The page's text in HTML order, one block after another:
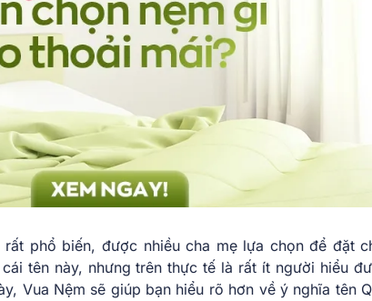
phổ biến, được nhiều cha mẹ lựa chọn để đặt
tên này, nhưng trên thực tế là rất ít người hiểu
Vua Nệm sẽ giúp bạn hiểu rõ hơn về ý nghĩa tên